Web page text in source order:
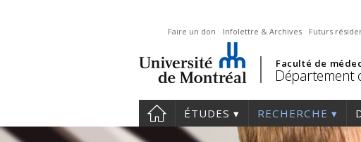
Faire un don Infolettre & Archives Futurs
Faculté de
Département
ÉTUDES RECHERCHE